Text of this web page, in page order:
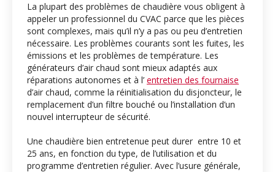
La plupart des problèmes de chaudière vous obligent à
appeler un professionnel du CVAC parce que les pièces
sont complexes, mais qu’il n’y a pas ou peu d’entretien
nécessaire. Les problèmes courants sont les fuites, les
émissions et les problèmes de température. Les
générateurs d’air chaud sont mieux adaptés aux
réparations autonomes et à l’ entretien des fournaise
d’air chaud, comme la réinitialisation du disjoncteur, le
remplacement d’un filtre bouché ou l’installation d’un
nouvel interrupteur de sécurité.
Une chaudière bien entretenue peut durer entre 10 et
25 ans, en fonction du type, de l’utilisation et du
programme d’entretien régulier. Avec l’usure générale,